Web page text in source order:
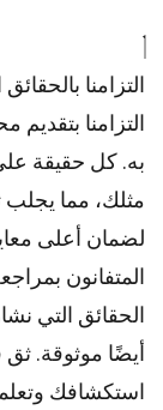
التزامنا
التزامنا
به. كل حقيقة
مثلك، مما يجلب
لضمان أعلى
المتفانون
الحقائق التي
أيضًا موثوقة. ثق
استكشافك